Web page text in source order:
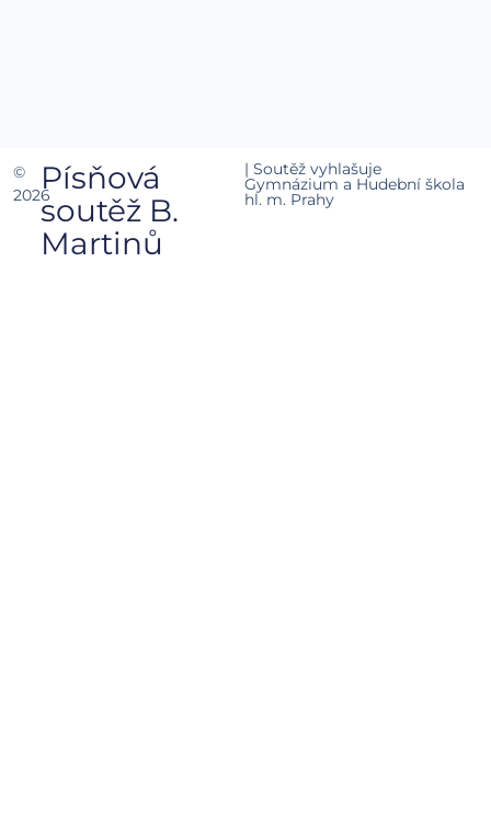
©
2026Písňová
soutěž B.
Martinů
| Soutěž vyhlašuje
Gymnázium a Hudební škola
hl. m. Prahy